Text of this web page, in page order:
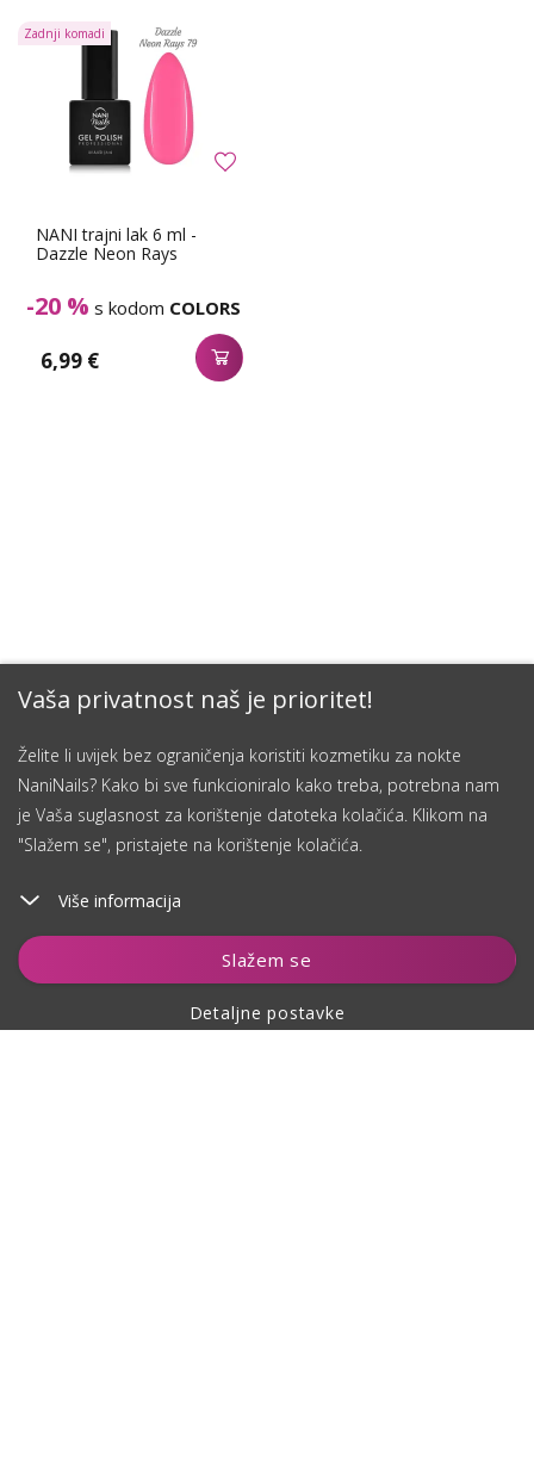
Vaša privatnost naš je prioritet!
Želite li uvijek bez ograničenja koristiti kozmetiku za nokte
NaniNails? Kako bi sve funkcioniralo kako treba, potrebna nam
je Vaša suglasnost za korištenje datoteka kolačića. Klikom na
"Slažem se", pristajete na korištenje kolačića.
Više informacija
Slažem se
Detaljne postavke
NANI trajni lak 6 ml -
Dazzle Neon Rays
-20 % s kodom COLORS
6,99 €
Zadnji komadi